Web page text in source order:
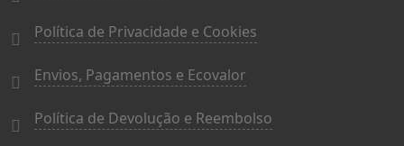
Política de Privacidade e Cookies
Envios, Pagamentos e Ecovalor
Política de Devolução e Reembolso